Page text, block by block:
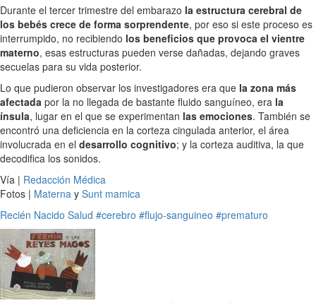
Durante el tercer trimestre del embarazo la estructura cerebral de
los bebés crece de forma sorprendente, por eso si este proceso es
interrumpido, no recibiendo los beneficios que provoca el vientre
materno, esas estructuras pueden verse dañadas, dejando graves
secuelas para su vida posterior.
Lo que pudieron observar los investigadores era que la zona más
afectada por la no llegada de bastante fluido sanguíneo, era la
ínsula, lugar en el que se experimentan las emociones. También se
encontró una deficiencia en la corteza cingulada anterior, el área
involucrada en el desarrollo cognitivo; y la corteza auditiva, la que
decodifica los sonidos.
Vía | Redacción Médica
Fotos | Materna y Sunt mamica
Recién Nacido Salud #cerebro #flujo-sanguineo #prematuro